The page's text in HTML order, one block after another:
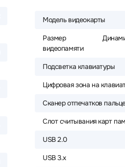
Модель видеокарты
Размер
видеопамяти
Подсветка клавиатуры
Цифровая зона на
Сканер отпечатков
Слот считывания карт
USB 2.0
USB 3.x